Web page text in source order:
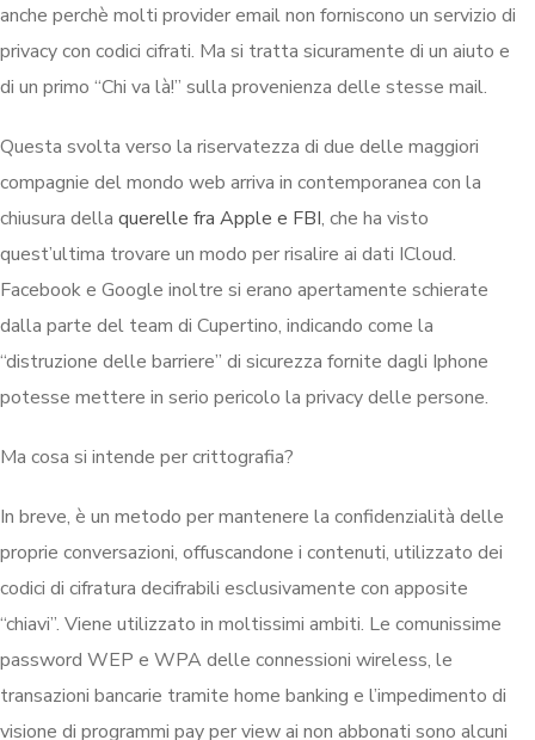
anche perchè molti provider email non forniscono un servizio di
privacy con codici cifrati. Ma si tratta sicuramente di un aiuto e
di un primo “Chi va là!” sulla provenienza delle stesse mail.
Questa svolta verso la riservatezza di due delle maggiori
compagnie del mondo web arriva in contemporanea con la
chiusura della querelle fra Apple e FBI, che ha visto
quest’ultima trovare un modo per risalire ai dati ICloud.
Facebook e Google inoltre si erano apertamente schierate
dalla parte del team di Cupertino, indicando come la
“distruzione delle barriere” di sicurezza fornite dagli Iphone
potesse mettere in serio pericolo la privacy delle persone.
Ma cosa si intende per crittografia?
In breve, è un metodo per mantenere la confidenzialità delle
proprie conversazioni, offuscandone i contenuti, utilizzato dei
codici di cifratura decifrabili esclusivamente con apposite
“chiavi”. Viene utilizzato in moltissimi ambiti. Le comunissime
password WEP e WPA delle connessioni wireless, le
transazioni bancarie tramite home banking e l’impedimento di
visione di programmi pay per view ai non abbonati sono alcuni